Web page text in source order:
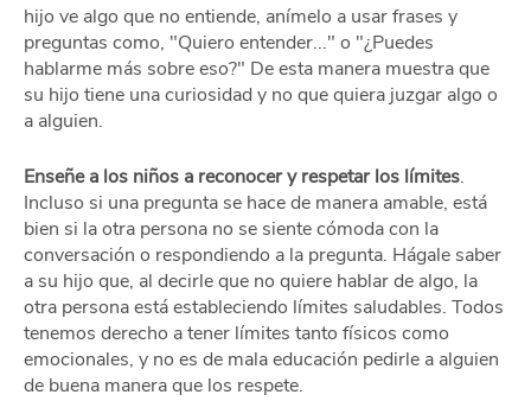
hijo ve algo que no entiende, anímelo a usar frases y
preguntas como, "Quiero entender..." o "¿Puedes
hablarme más sobre eso?" De esta manera muestra que
su hijo tiene una curiosidad y no que quiera juzgar algo o
a alguien.
Enseñe a los niños a reconocer y respetar los límites.
Incluso si una pregunta se hace de manera amable, está
bien si la otra persona no se siente cómoda con la
conversación o respondiendo a la pregunta. Hágale saber
a su hijo que, al decirle que no quiere hablar de algo, la
otra persona está estableciendo límites saludables. Todos
tenemos derecho a tener límites tanto físicos como
emocionales, y no es de mala educación pedirle a alguien
de buena manera que los respete.